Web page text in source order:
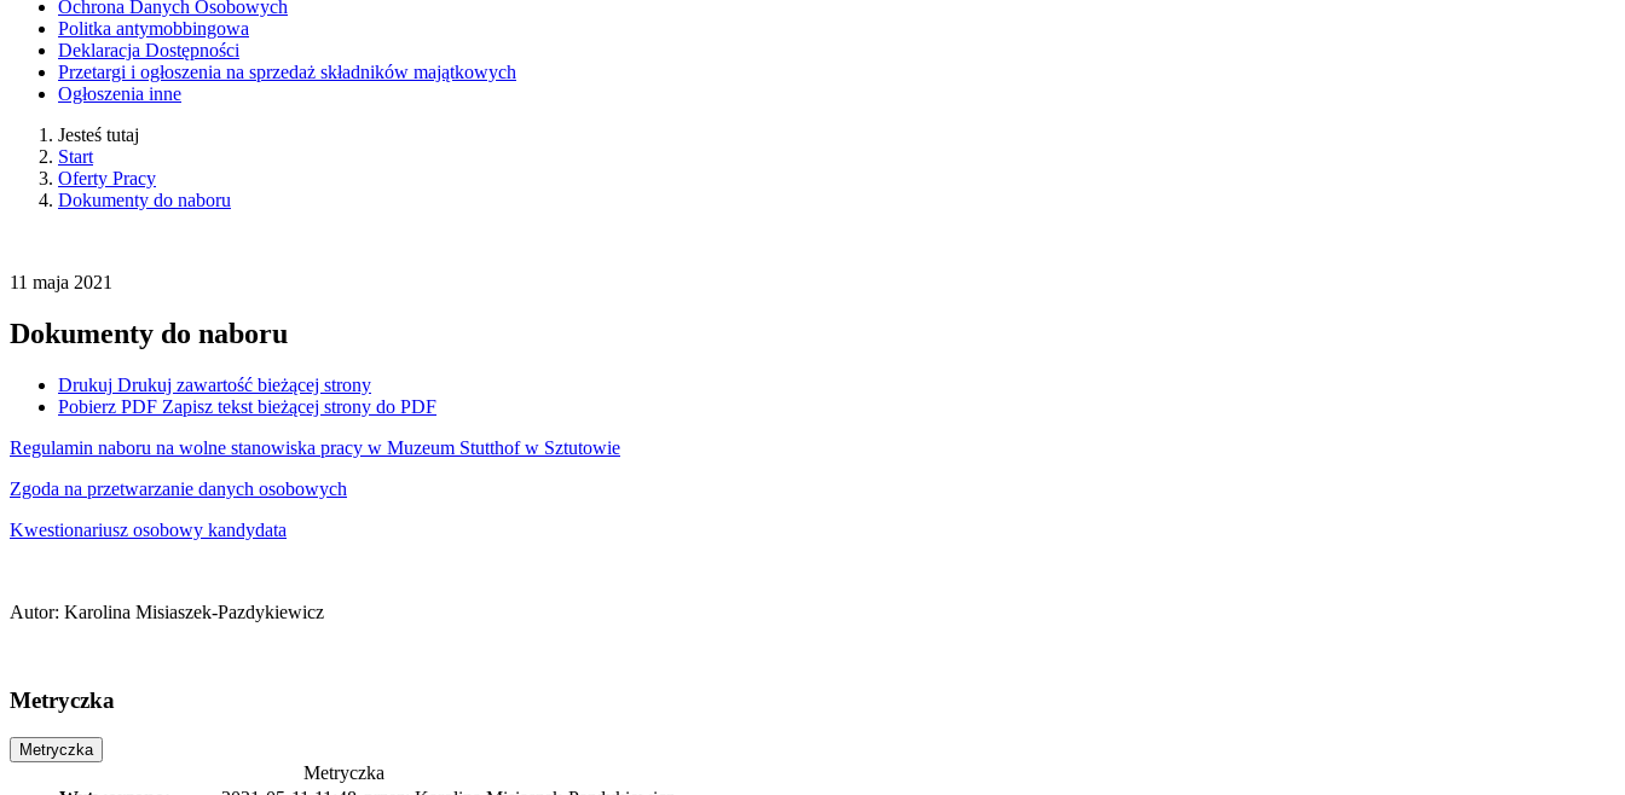
Ochrona Danych Osobowych
Politka antymobbingowa
Deklaracja Dostępności
Przetargi i ogłoszenia na sprzedaż składników majątkowych
Ogłoszenia inne
Jesteś tutaj
Start
Oferty Pracy
Dokumenty do naboru
11 maja 2021
Dokumenty do naboru
Drukuj Drukuj zawartość bieżącej strony
Pobierz PDF Zapisz tekst bieżącej strony do PDF
Regulamin naboru na wolne stanowiska pracy w Muzeum Stutthof w Sztutowie
Zgoda na przetwarzanie danych osobowych
Kwestionariusz osobowy kandydata
Autor: Karolina Misiaszek-Pazdykiewicz
Metryczka
Metryczka
Metryczka